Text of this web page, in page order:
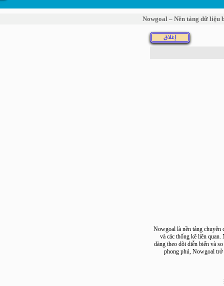
Nowgoal – Nền tảng dữ
Nowgoal là nền tảng
và các thống kê liên
dàng theo dõi diễn biến
phong phú,